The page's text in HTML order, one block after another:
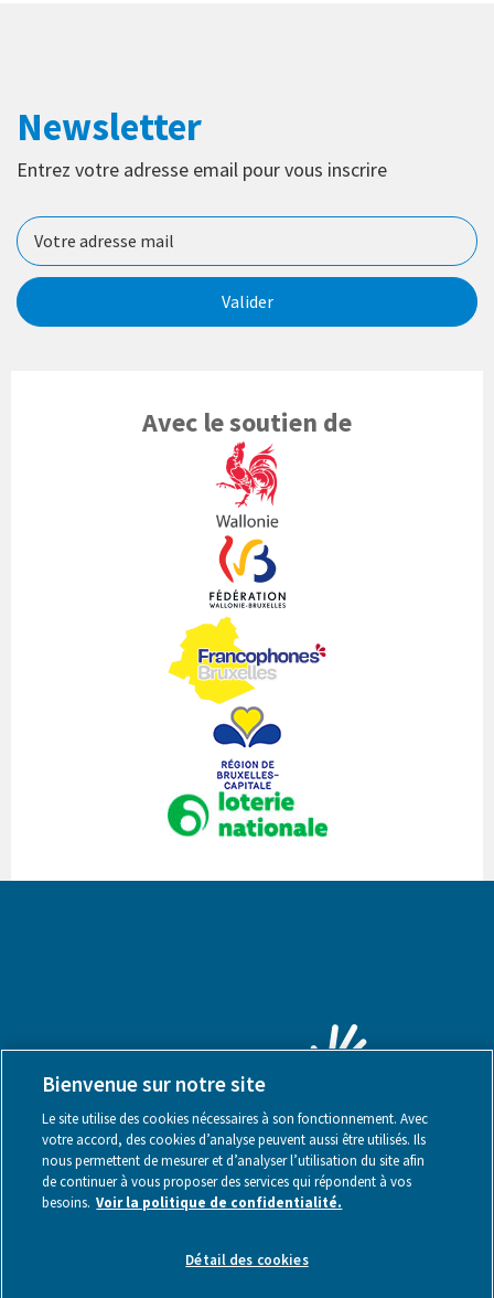
Newsletter
Entrez votre adresse email pour vous inscrire
Valider
Avec le soutien de
Bienvenue sur notre site
Le site utilise des cookies nécessaires à son fonctionnement. Avec
votre accord, des cookies d’analyse peuvent aussi être utilisés. Ils
nous permettent de mesurer et d’analyser l’utilisation du site afin
de continuer à vous proposer des services qui répondent à vos
besoins. Voir la politique de confidentialité.
Détail des cookies